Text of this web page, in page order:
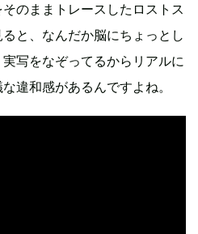
のままトレースしたロストス
と、なんだか脳にちょっとし
写をなぞってるからリアルに
違和感があるんですよね。